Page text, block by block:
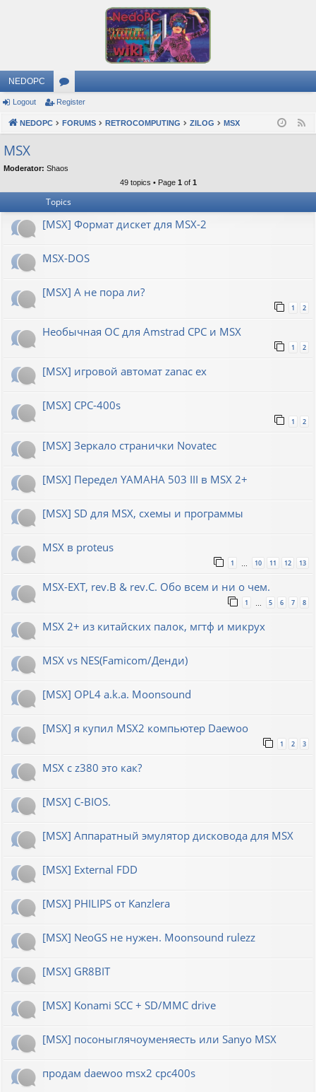
NEDOPC
or
u
s
Logout Register
NEDOPC FORUMS RETROCOMPUTING ZILOG MSX
MSX
Moderator: Shaos
49 topics • Page 1 of 1
Topics
[MSX] Формат дискет для MSX-2
MSX-DOS
[MSX] А не пора ли?
1 2
Необычная ОС для Amstrad CPC и MSX
1 2
[MSX] игровой автомат zanac ex
[MSX] CPC-400s
1 2
[MSX] Зеркало странички Novatec
[MSX] Передел YAMAHA 503 III в MSX 2+
[MSX] SD для MSX, схемы и программы
MSX в proteus
1 10 11 12 13
MSX-EXT, rev.B & rev.C. Обо всем и ни о чем.
1 5 6 7 8
MSX 2+ из китайских палок, мгтф и микрух
MSX vs NES(Famicom/Денди)
[MSX] OPL4 a.k.a. Moonsound
[MSX] я купил MSX2 компьютер Daewoo
1 2 3
MSX с z380 это как?
[MSX] C-BIOS.
[MSX] Аппаратный эмулятор дисковода для MSX
[MSX] External FDD
[MSX] PHILIPS от Kanzlera
[MSX] NeoGS не нужен. Moonsound rulezz
[MSX] GR8BIT
[MSX] Konami SCC + SD/MMC drive
[MSX] посоныглячоуменяесть или Sanyo MSX
продам daewoo msx2 cpc400s